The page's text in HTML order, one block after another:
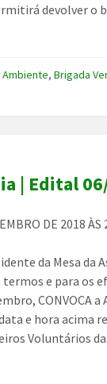
devolver o
Ambiente,Brigada
| Edital
DE 2018 ÀS
da Mesa da
termos e para
CONVOCA
e hora acima
Voluntários